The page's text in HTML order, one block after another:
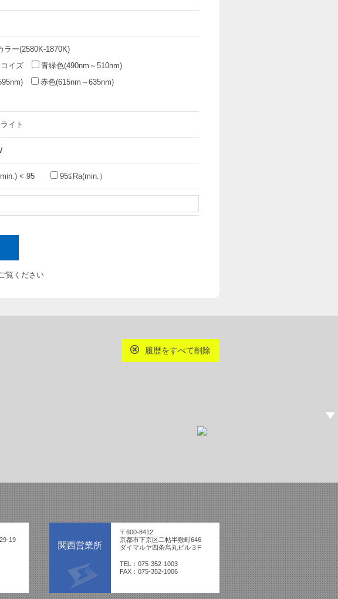
ラー(2580K-1870K)
イズ
青緑色(490nm～510nm)
赤色(615nm～635nm)
イト
< 95 95≦Ra(min.）
覧ください
履歴をすべて削除
19
関西営業所
〒600-8412
京都市下京区二帖半敷町646
ダイマルヤ四条烏丸ビル３F
TEL：075-352-1003
FAX：075-352-1006